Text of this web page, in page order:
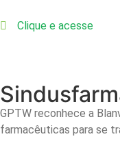
Clique e acesse
GPTW reconhece a
farmacêuticas para se